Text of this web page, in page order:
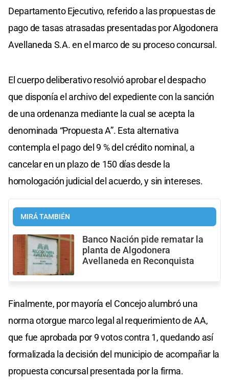
Departamento Ejecutivo, referido a las propuestas de
pago de tasas atrasadas presentadas por Algodonera
Avellaneda S.A. en el marco de su proceso concursal.
El cuerpo deliberativo resolvió aprobar el despacho
que disponía el archivo del expediente con la sanción
de una ordenanza mediante la cual se acepta la
denominada “Propuesta A”. Esta alternativa
contempla el pago del 9 % del crédito nominal, a
cancelar en un plazo de 150 días desde la
homologación judicial del acuerdo, y sin intereses.
MIRÁ TAMBIÉN
Banco Nación pide rematar la
planta de Algodonera
Avellaneda en Reconquista
Finalmente, por mayoría el Concejo alumbró una
norma otorgue marco legal al requerimiento de AA,
que fue aprobada por 9 votos contra 1, quedando así
formalizada la decisión del municipio de acompañar la
propuesta concursal presentada por la firma.